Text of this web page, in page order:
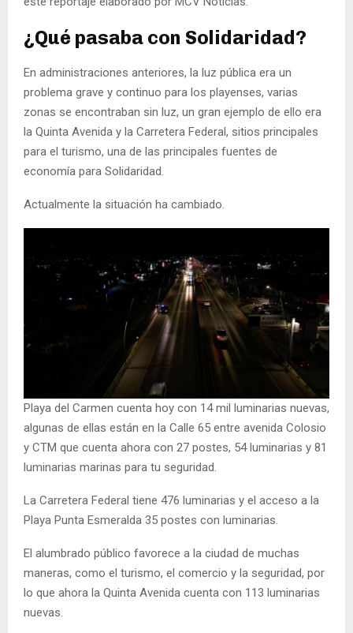
¿Qué pasaba con Solidaridad?
En administraciones anteriores, la luz pública era un
problema grave y continuo para los playenses, varias
zonas se encontraban sin luz, un gran ejemplo de ello era
la Quinta Avenida y la Carretera Federal, sitios principales
para el turismo, una de las principales fuentes de
economía para Solidaridad.
Actualmente la situación ha cambiado.
Playa del Carmen cuenta hoy con 14 mil luminarias nuevas,
algunas de ellas están en la Calle 65 entre avenida Colosio
y CTM que cuenta ahora con 27 postes, 54 luminarias y 81
luminarias marinas para tu seguridad.
La Carretera Federal tiene 476 luminarias y el acceso a la
Playa Punta Esmeralda 35 postes con luminarias.
El alumbrado público favorece a la ciudad de muchas
maneras, como el turismo, el comercio y la seguridad, por
lo que ahora la Quinta Avenida cuenta con 113 luminarias
nuevas.